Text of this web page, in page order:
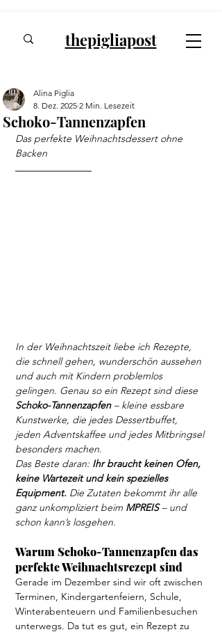
thepigliapost
Schoko-Tannenzapfen
Alina Piglia
8. Dez. 2025 2 Min. Lesezeit
Das perfekte Weihnachtsdessert ohne
Backen
In der Weihnachtszeit liebe ich Rezepte,
die schnell gehen, wunderschön aussehen
und auch mit Kindern problemlos
gelingen. Genau so ein Rezept sind diese
Schoko-Tannenzapfen – kleine essbare
Kunstwerke, die jedes Dessertbuffet,
jeden Adventskaffee und jedes Mitbringsel
besonders machen.
Das Beste daran: Ihr braucht keinen Ofen,
keine Wartezeit und kein spezielles
Equipment. Die Zutaten bekommt ihr alle
ganz unkompliziert beim MPREIS – und
schon kann’s losgehen.
Warum Schoko-Tannenzapfen das
perfekte Weihnachtsrezept sind
Gerade im Dezember sind wir oft zwischen
Terminen, Kindergartenfeiern, Schule,
Winterabenteuern und Familienbesuchen
unterwegs. Da tut es gut, ein Rezept zu